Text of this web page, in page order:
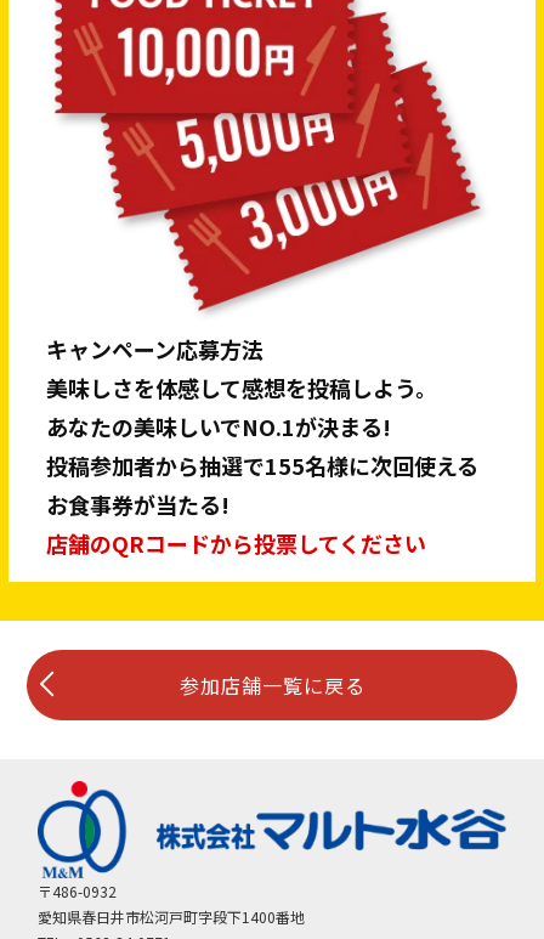
キャンペーン応募方法
美味しさを体感して感想を投稿しよう。
あなたの美味しいでNO.1が決まる!
投稿参加者から抽選で155名様に次回使える
お食事券が当たる!
店舗のQRコードから投票してください
参加店舗一覧に戻る
〒486-0932
愛知県春日井市松河戸町字段下1400番地